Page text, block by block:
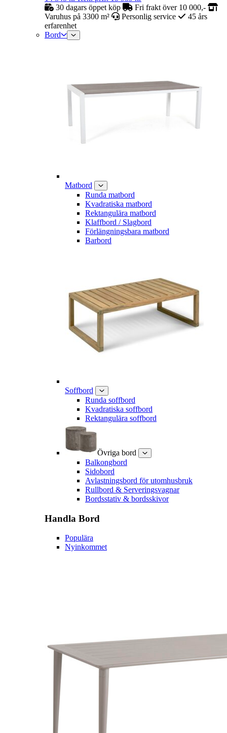
30 dagars öppet köp
Fri frakt över 10 000,-
Varuhus på 3300 m²
Personlig service
45 års
erfarenhet
Bord
Matbord
Runda matbord
Kvadratiska matbord
Rektangulära matbord
Klaffbord / Slagbord
Förlängningsbara matbord
Barbord
Soffbord
Runda soffbord
Kvadratiska soffbord
Rektangulära soffbord
Övriga bord
Balkongbord
Sidobord
Avlastningsbord för utomhusbruk
Rullbord & Serveringsvagnar
Bordsstativ & bordsskivor
Handla Bord
Populära
Nyinkommet